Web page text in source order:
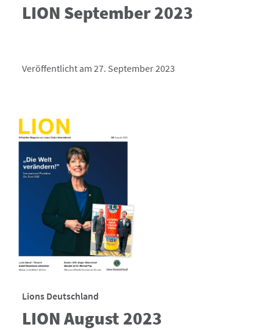
LION September 2023
Veröffentlicht am 27. September 2023
Lions Deutschland
LION August 2023